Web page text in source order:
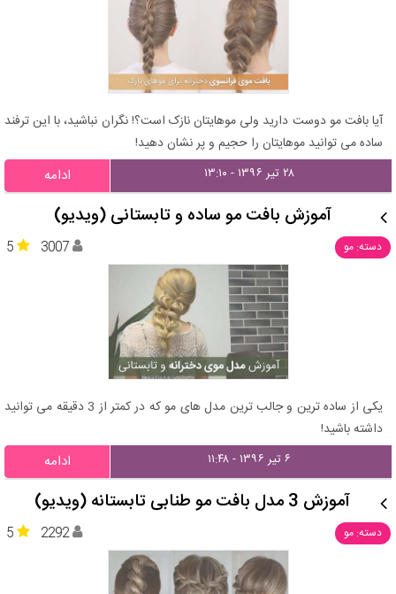
آیا بافت مو دوست دارید ولی موهایتان نازک است؟! نگران نباشید، با این ترفند
ساده می توانید موهایتان را حجیم و پر نشان دهید!
۲۸ تیر ۱۳۹۶ - ۱۳:۱۰ ادامه
آموزش بافت مو ساده و تابستانی (ویدیو)
دسته: مو 5 3007
یکی از ساده ترین و جالب ترین مدل های مو که در کمتر از 3 دقیقه می توانید
داشته باشید!
۶ تیر ۱۳۹۶ - ۱۱:۴۸ ادامه
آموزش 3 مدل بافت مو طنابی تابستانه (ویدیو)
دسته: مو 5 2292